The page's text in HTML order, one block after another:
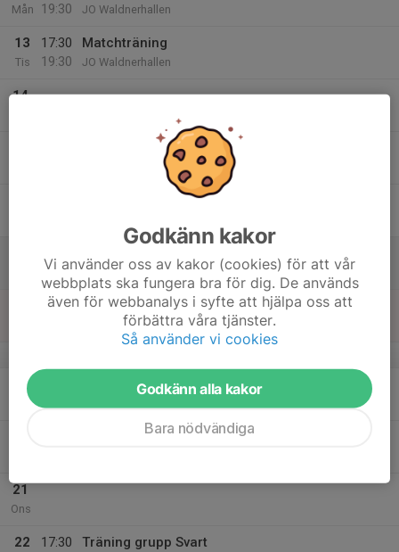
Mån
19:30
JO Waldnerhallen
13
Tis
17:30
19:30
Matchträning
JO Waldnerhallen
14
Träning grupp Svart
JO Waldnerhallen
19
Mån
Träningsgrupp Svart och Grön
Matchträning
21
Ons
22
17:30
Träning grupp Svart
Godkänn kakor
Vi använder oss av kakor (cookies) för att vår
webbplats ska fungera bra för dig. De används
även för webbanalys i syfte att hjälpa oss att
förbättra våra tjänster.
Så använder vi cookies
Godkänn alla kakor
Bara nödvändiga